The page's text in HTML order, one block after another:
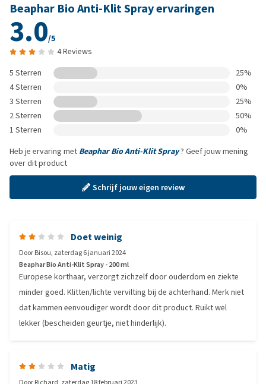
Beaphar Bio Anti-Klit Spray ervaringen
3.0/5
4 Reviews
5 Sterren
25%
4 Sterren
0%
3 Sterren
25%
2 Sterren
50%
1 Sterren
0%
Heb je ervaring met Beaphar Bio Anti-Klit Spray? Geef jouw mening
over dit product
Schrijf jouw eigen review
Doet weinig
DoorBisou, zaterdag 6 januari 2024
Beaphar Bio Anti-Klit Spray - 200 ml
Europese korthaar, verzorgt zichzelf door ouderdom en ziekte
minder goed. Klitten/lichte vervilting bij de achterhand. Merk niet
dat kammen eenvoudiger wordt door dit product. Ruikt wel
lekker (bescheiden geurtje, niet hinderlijk).
Matig